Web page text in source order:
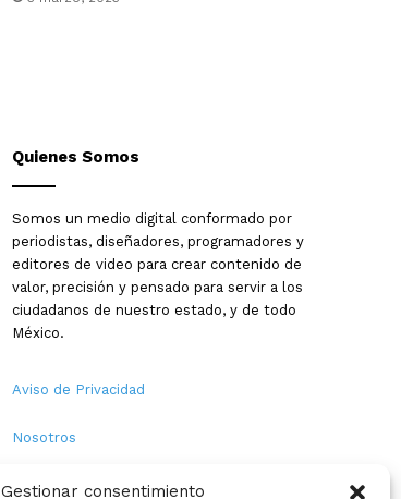
Gestionar consentimiento
Quienes Somos
Somos un medio digital conformado por
periodistas, diseñadores, programadores y
editores de video para crear contenido de
valor, precisión y pensado para servir a los
ciudadanos de nuestro estado, y de todo
México.
Aviso de Privacidad
Nosotros
Términos y Condiciones